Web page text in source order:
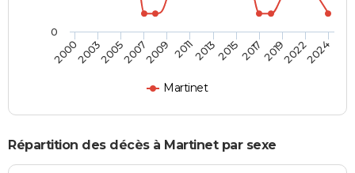
Martinet
20002003200520072009 2011201320152017201920222024
0
Répartition des décès à Martinet par sexe